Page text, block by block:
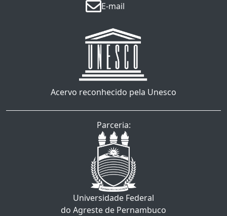
E-mail
Acervo reconhecido pela Unesco
Parceria:
Universidade Federal
do Agreste de Pernambuco